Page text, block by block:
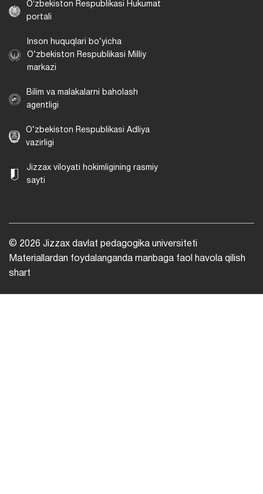
Oʻzbekiston Respublikasi Hukumat
portali
Inson huquqlari bo‘yicha
O‘zbekiston Respublikasi Milliy
markazi
Bilim va malakalarni baholash
agentligi
O‘zbekiston Respublikasi Adliya
vazirligi
Jizzax viloyati hokimligining rasmiy
sayti
© 2026 Jizzax davlat pedagogika universiteti
Materiallardan foydalanganda manbaga faol havola qilish
shart